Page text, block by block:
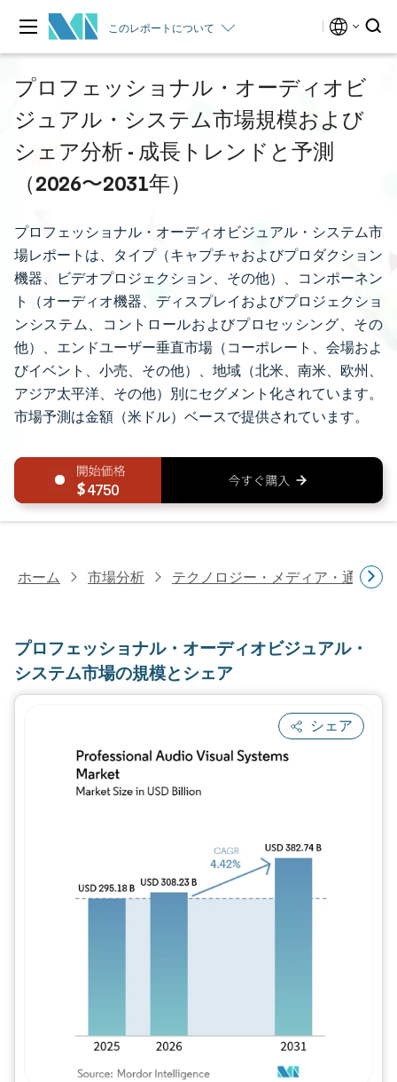
このレポートについて
プロフェッショナル・オーディオビ
ジュアル・システム市場規模および
シェア分析 - 成長トレンドと予測
（2026〜2031年）
プロフェッショナル・オーディオビジュアル・システム市
場レポートは、タイプ（キャプチャおよびプロダクション
機器、ビデオプロジェクション、その他）、コンポーネン
ト（オーディオ機器、ディスプレイおよびプロジェクショ
ンシステム、コントロールおよびプロセッシング、その
他）、エンドユーザー垂直市場（コーポレート、会場およ
びイベント、小売、その他）、地域（北米、南米、欧州、
アジア太平洋、その他）別にセグメント化されています。
市場予測は金額（米ドル）ベースで提供されています。
4750
ホーム 市場分析 テクノロジー・メディア・通信研
プロフェッショナル・オーディオビジュアル・
システム市場の規模とシェア
シェア